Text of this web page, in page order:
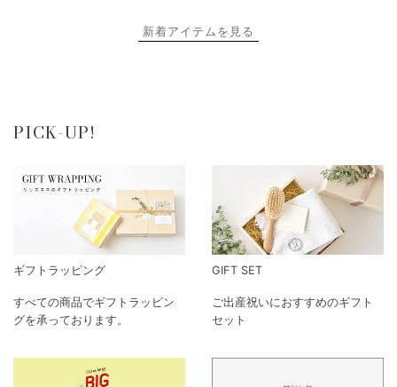
新着アイテムを見る
PICK-UP!
ギフトラッピング
すべての商品でギフトラッピン
グを承っております。
GIFT SET
ご出産祝いにおすすめのギフト
セット